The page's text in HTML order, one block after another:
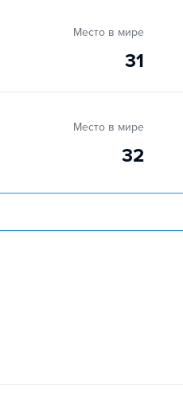
Место в мире
31
Место в мире
32